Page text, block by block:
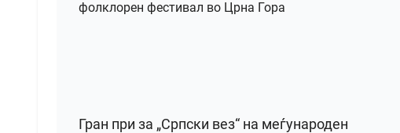
Гран при за „Српски вез“ на меѓународен